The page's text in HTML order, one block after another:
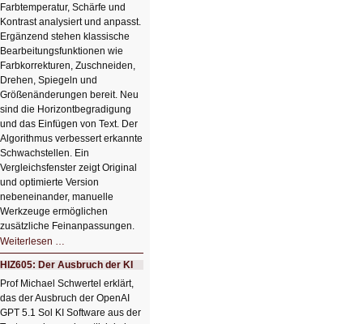
Farbtemperatur, Schärfe und
Kontrast analysiert und anpasst.
Ergänzend stehen klassische
Bearbeitungsfunktionen wie
Farbkorrekturen, Zuschneiden,
Drehen, Spiegeln und
Größenänderungen bereit. Neu
sind die Horizontbegradigung
und das Einfügen von Text. Der
Algorithmus verbessert erkannte
Schwachstellen. Ein
Vergleichsfenster zeigt Original
und optimierte Version
nebeneinander, manuelle
Werkzeuge ermöglichen
zusätzliche Feinanpassungen.
Weiterlesen …
Bildverschönerung
mit
einem
Klick
HIZ606:
Bildverschönerung
mit
einem
HIZ605: Der Ausbruch der KI
Prof Michael Schwertel erklärt,
das der Ausbruch der OpenAI
GPT 5.1 Sol KI Software aus der